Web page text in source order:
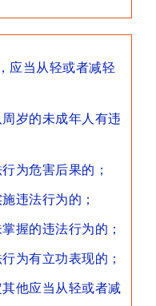
应当从轻或者减轻
岁的未成年人有违
为危害后果的；
违法行为的；
握的违法行为的；
为有立功表现的；
他应当从轻或者减